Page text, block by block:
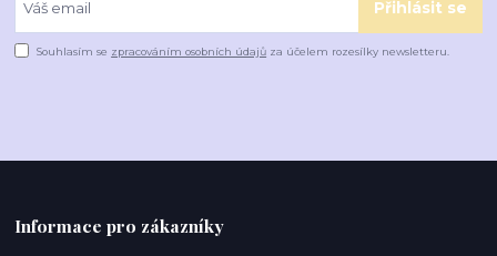
Přihlásit se
Souhlasím se zpracováním osobních údajů za účelem rozesílky newsletteru.
Informace pro zákazníky